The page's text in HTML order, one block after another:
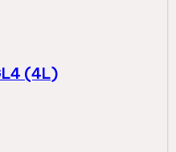
(4L)